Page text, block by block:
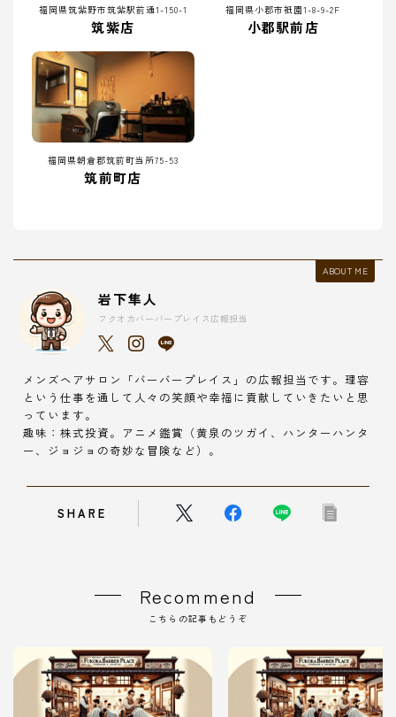
福岡県筑紫野市筑紫駅前通1-150-1
筑紫店
福岡県小郡市祇園1-8-9-2F
小郡駅前店
福岡県朝倉郡筑前町当所75-53
筑前町店
ABOUT ME
岩下隼人
フクオカバーバープレイス広報担当
メンズヘアサロン「バーバープレイス」の広報担当です。理容
という仕事を通して人々の笑顔や幸福に貢献していきたいと思
っています。
趣味：株式投資。アニメ鑑賞（黄泉のツガイ、ハンターハンタ
ー、ジョジョの奇妙な冒険など）。
SHARE
Recommend
こちらの記事もどうぞ